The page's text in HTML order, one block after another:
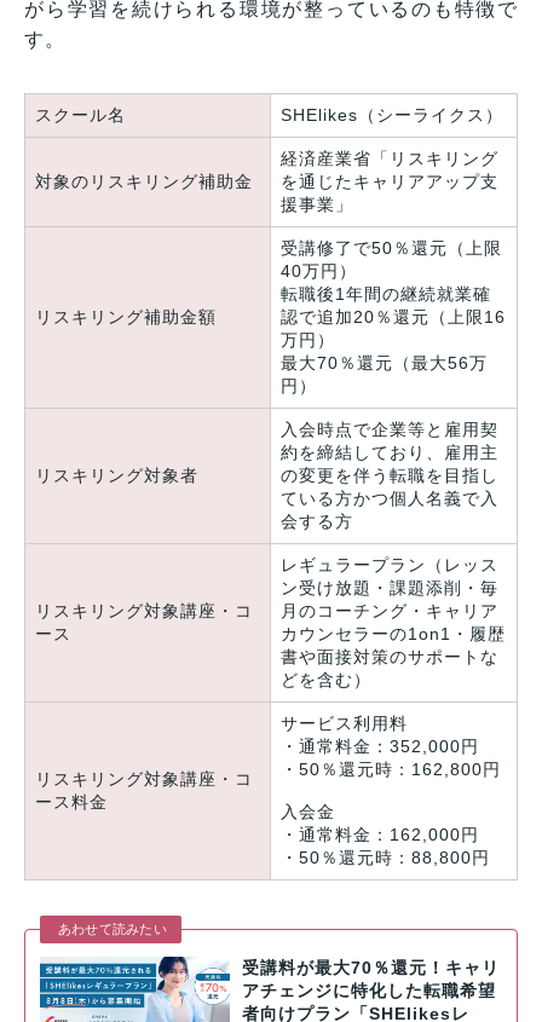
がら学習を続けられる環境が整っているのも特徴で
す。
スクール名 SHElikes（シーライクス）
対象のリスキリング補助金
経済産業省「リスキリング
を通じたキャリアアップ支
援事業」
リスキリング補助金額
受講修了で50％還元（上限
40万円）
転職後1年間の継続就業確
認で追加20％還元（上限16
万円）
最大70％還元（最大56万
円）
リスキリング対象者
入会時点で企業等と雇用契
約を締結しており、雇用主
の変更を伴う転職を目指し
ている方かつ個人名義で入
会する方
リスキリング対象講座・コ
ース
レギュラープラン（レッス
ン受け放題・課題添削・毎
月のコーチング・キャリア
カウンセラーの1on1・履歴
書や面接対策のサポートな
どを含む）
リスキリング対象講座・コ
ース料金
サービス利用料
・通常料金：352,000円
・50％還元時：162,800円
入会金
・通常料金：162,000円
・50％還元時：88,800円
あわせて読みたい
受講料が最大70％還元！キャリ
アチェンジに特化した転職希望
者向けプラン「SHElikesレ